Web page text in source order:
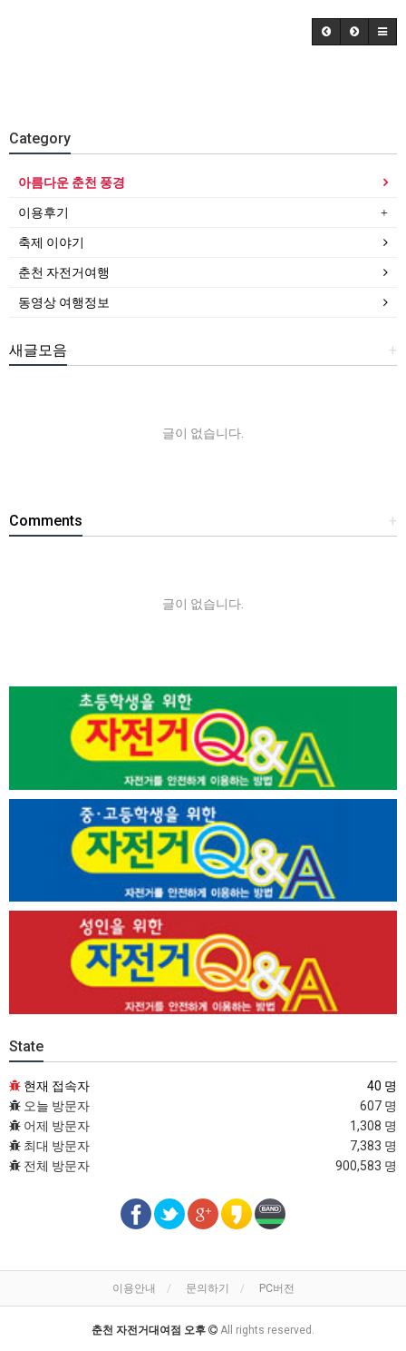
Category
아름다운 춘천 풍경
이용후기
축제 이야기
춘천 자전거여행
동영상 여행정보
+
새글모음
글이 없습니다.
+
Comments
글이 없습니다.
State
현재 접속자
40 명
오늘 방문자
607 명
어제 방문자
1,308 명
최대 방문자
7,383 명
전체 방문자
900,583 명
이용안내 문의하기 PC버전
춘천 자전거대여점 오후 All rights reserved.